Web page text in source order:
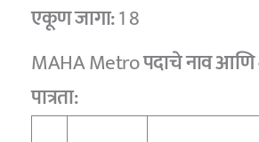
एकूण जागा:1 8
MAHA Metroपदाचे नाव
पात्रता: